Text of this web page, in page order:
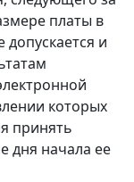
платы в
допускается и
которых
принять
дня начала ее